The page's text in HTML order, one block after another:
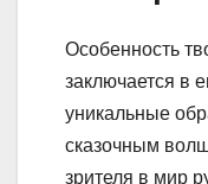
Особенность
заключается в
уникальные
сказочным
зрителя в мир